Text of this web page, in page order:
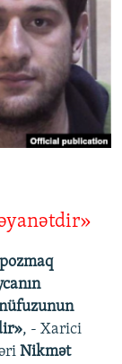
, - Xarici
Nikmət